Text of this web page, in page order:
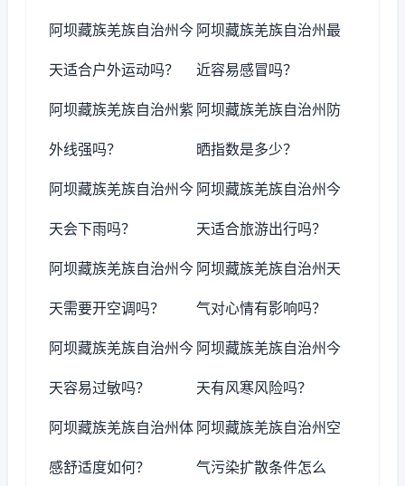
阿坝藏族羌族自治州今
天适合户外运动吗？
阿坝藏族羌族自治州最
近容易感冒吗？
阿坝藏族羌族自治州紫
外线强吗？
阿坝藏族羌族自治州防
晒指数是多少？
阿坝藏族羌族自治州今
天会下雨吗？
阿坝藏族羌族自治州今
天适合旅游出行吗？
阿坝藏族羌族自治州今
天需要开空调吗？
阿坝藏族羌族自治州天
气对心情有影响吗？
阿坝藏族羌族自治州今
天容易过敏吗？
阿坝藏族羌族自治州今
天有风寒风险吗？
阿坝藏族羌族自治州体
感舒适度如何？
阿坝藏族羌族自治州空
气污染扩散条件怎么